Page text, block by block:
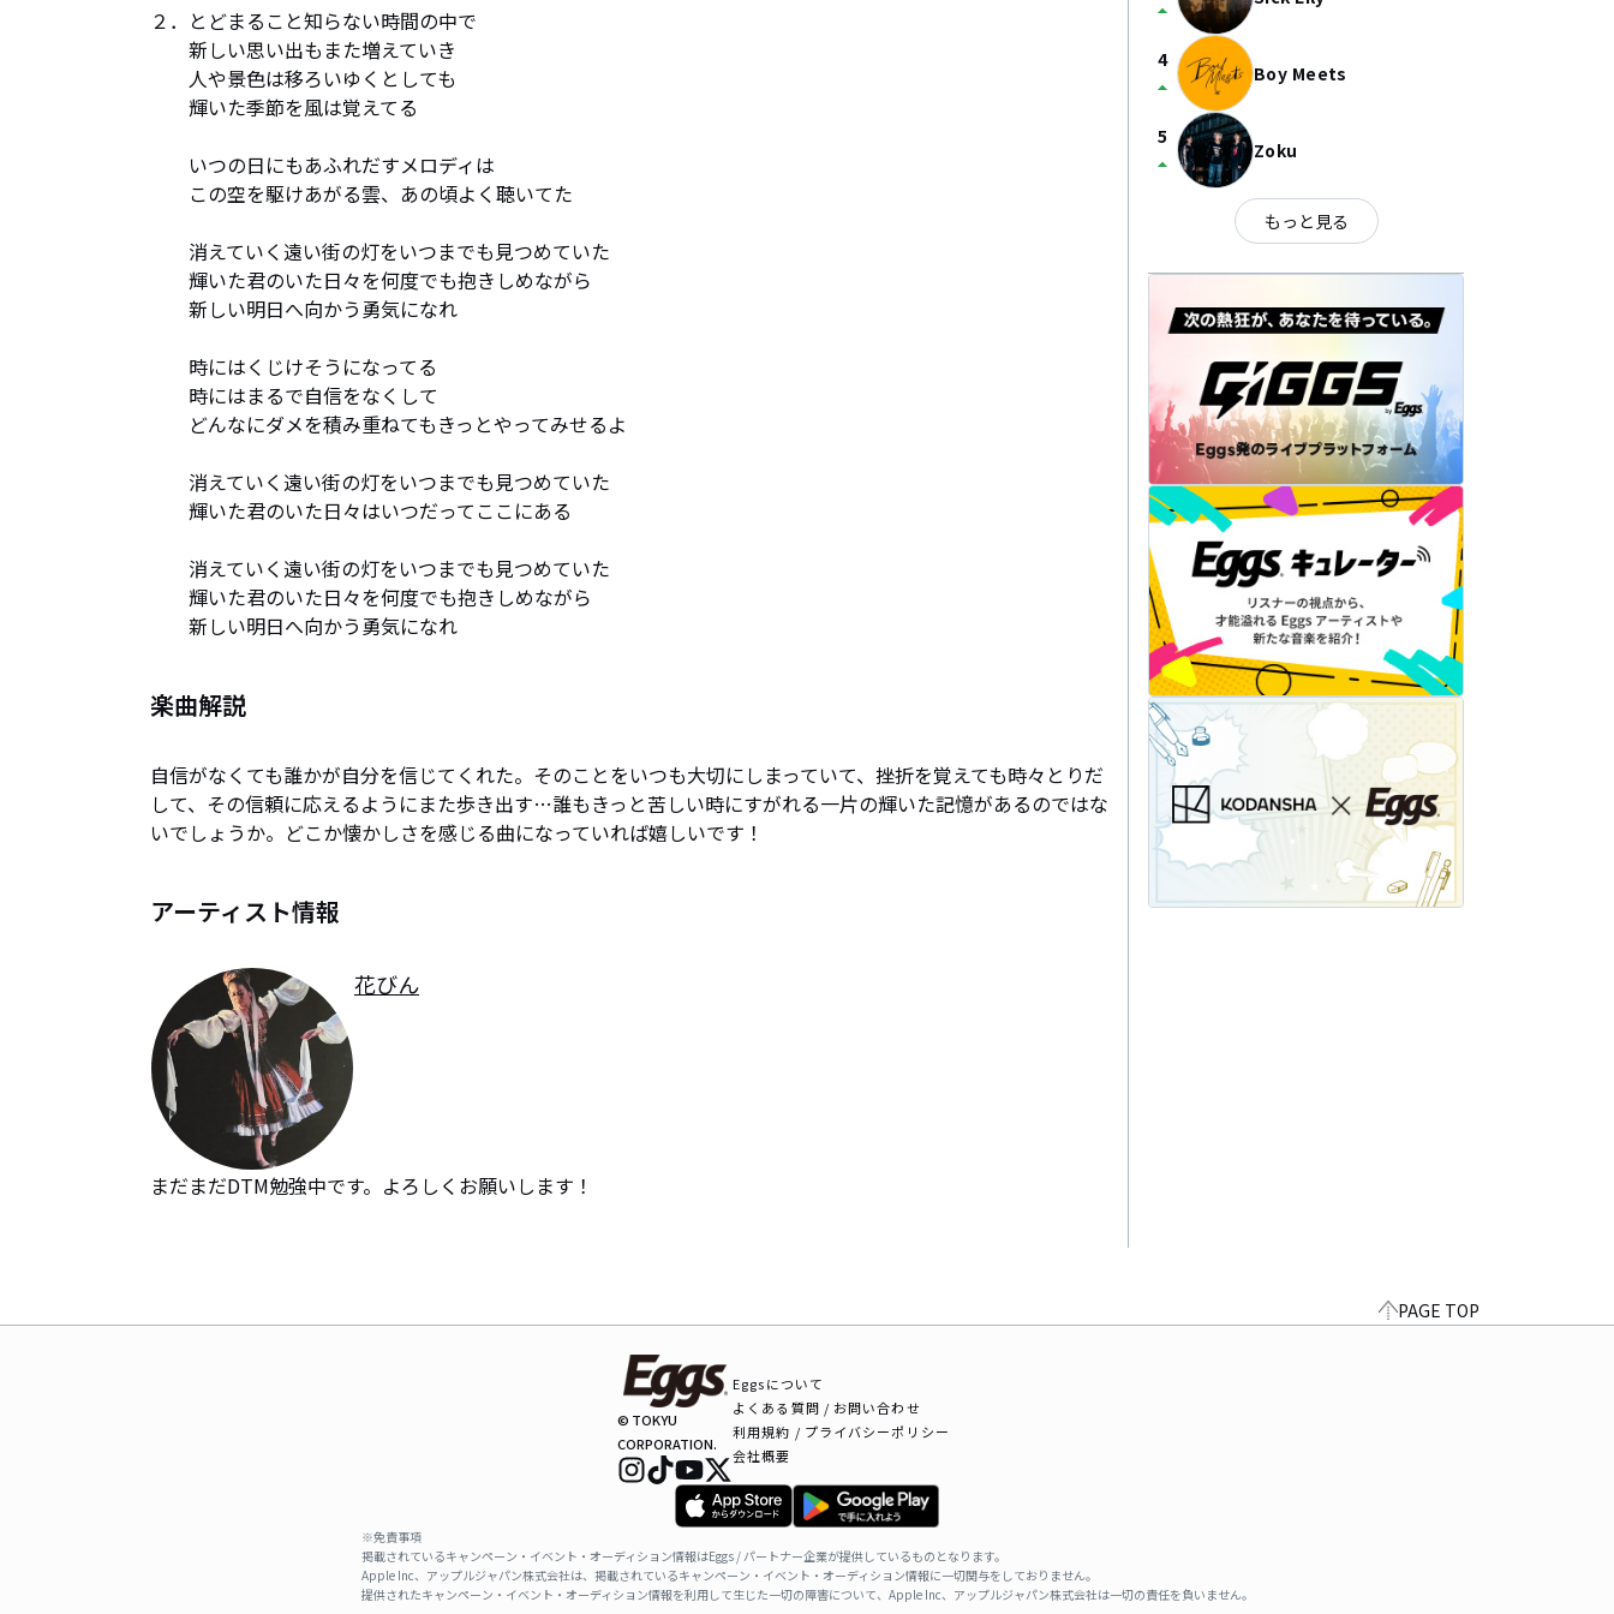
２．とどまること知らない時間の中で
新しい思い出もまた増えていき
人や景色は移ろいゆくとしても
輝いた季節を風は覚えてる
いつの日にもあふれだすメロディは
この空を駆けあがる雲、あの頃よく聴いてた
消えていく遠い街の灯をいつまでも見つめていた
輝いた君のいた日々を何度でも抱きしめながら
新しい明日へ向かう勇気になれ
時にはくじけそうになってる
時にはまるで自信をなくして
どんなにダメを積み重ねてもきっとやってみせるよ
消えていく遠い街の灯をいつまでも見つめていた
輝いた君のいた日々はいつだってここにある
消えていく遠い街の灯をいつまでも見つめていた
輝いた君のいた日々を何度でも抱きしめながら
新しい明日へ向かう勇気になれ
楽曲解説
自信がなくても誰かが自分を信じてくれた。そのことをいつも大切にしまっていて、挫折を覚えても時々とりだ
して、その信頼に応えるようにまた歩き出す…誰もきっと苦しい時にすがれる一片の輝いた記憶があるのではな
いでしょうか。どこか懐かしさを感じる曲になっていれば嬉しいです！
アーティスト情報
花びん
まだまだDTM勉強中です。よろしくお願いします！
arrow_drop_up
4
arrow_drop_up Boy Meets
5
arrow_drop_up Zoku
もっと見る
PAGE TOP
© TOKYU
CORPORATION.
Eggsについて
よくある質問 / お問い合わせ
利用規約 / プライバシーポリシー
会社概要
※免責事項
掲載されているキャンペーン・イベント・オーディション情報はEggs / パートナー企業が提供しているものとなります。
Apple Inc、アップルジャパン株式会社は、掲載されているキャンペーン・イベント・オーディション情報に一切関与をしておりません。
提供されたキャンペーン・イベント・オーディション情報を利用して生じた一切の障害について、Apple Inc、アップルジャパン株式会社は一切の責任を負いません。